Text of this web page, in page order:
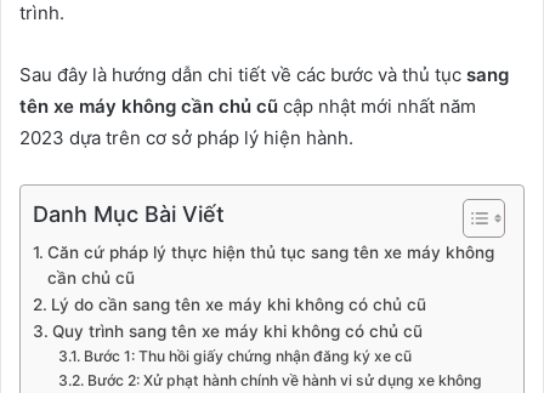
trình.
Sau đây là hướng dẫn chi tiết về các bước và thủ tục sang
tên xe máy không cần chủ cũ cập nhật mới nhất năm
2023 dựa trên cơ sở pháp lý hiện hành.
Danh Mục Bài Viết
Căn cứ pháp lý thực hiện thủ tục sang tên xe máy không
cần chủ cũ
Lý do cần sang tên xe máy khi không có chủ cũ
Quy trình sang tên xe máy khi không có chủ cũ
Bước 1: Thu hồi giấy chứng nhận đăng ký xe cũ
Bước 2: Xử phạt hành chính về hành vi sử dụng xe không